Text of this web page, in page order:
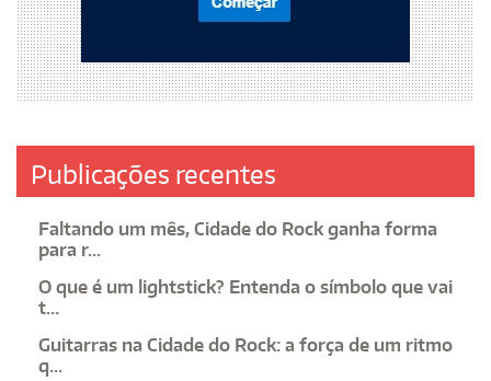
Publicações recentes
Faltando um mês, Cidade do Rock ganha forma
para r...
O que é um lightstick? Entenda o símbolo que vai
t...
Guitarras na Cidade do Rock: a força de um ritmo
q...